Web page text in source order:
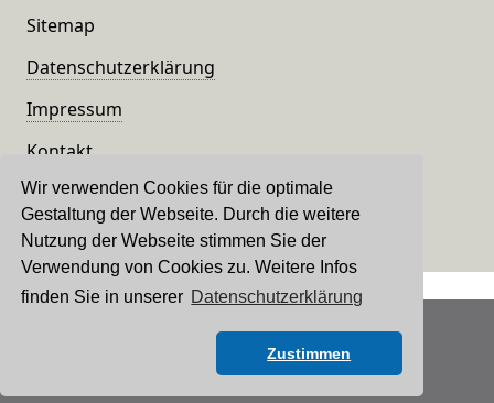
Wir verwenden Cookies für die optimale
Gestaltung der Webseite. Durch die weitere
Nutzung der Webseite stimmen Sie der
Verwendung von Cookies zu. Weitere Infos
finden Sie in unserer Datenschutzerklärung
Zustimmen
Sitemap
Datenschutzerklärung
Impressum
Kontakt
© 2022 kasbach-ohlenberg.de
powered by floeck-webdesign.de